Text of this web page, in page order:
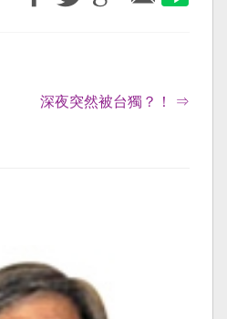
深夜突然被台獨？！ ⇒